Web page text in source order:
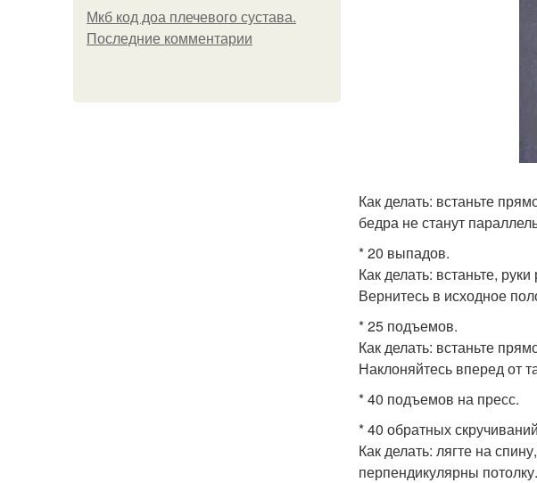
Мкб код доа плечевого сустава.
Последние комментарии
Как делать: встаньте
бедра не станут
* 20 выпадов.
Как делать: встаньте,
Вернитесь в исходное
* 25 подъемов.
Как делать: встаньте
Наклоняйтесь вперед от
* 40 подъемов на пресс.
* 40 обратных
Как делать: лягте на
перпендикулярны